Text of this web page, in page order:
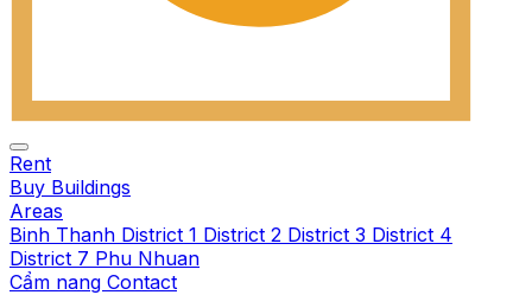
Rent
Buy Buildings
Areas
Binh Thanh District 1 District 2 District 3 District 4
District 7 Phu Nhuan
Cẩm nang Contact